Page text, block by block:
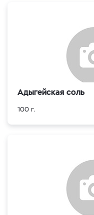
Адыгейская соль
100 г.